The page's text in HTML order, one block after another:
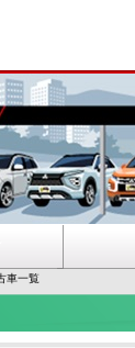
車一覧